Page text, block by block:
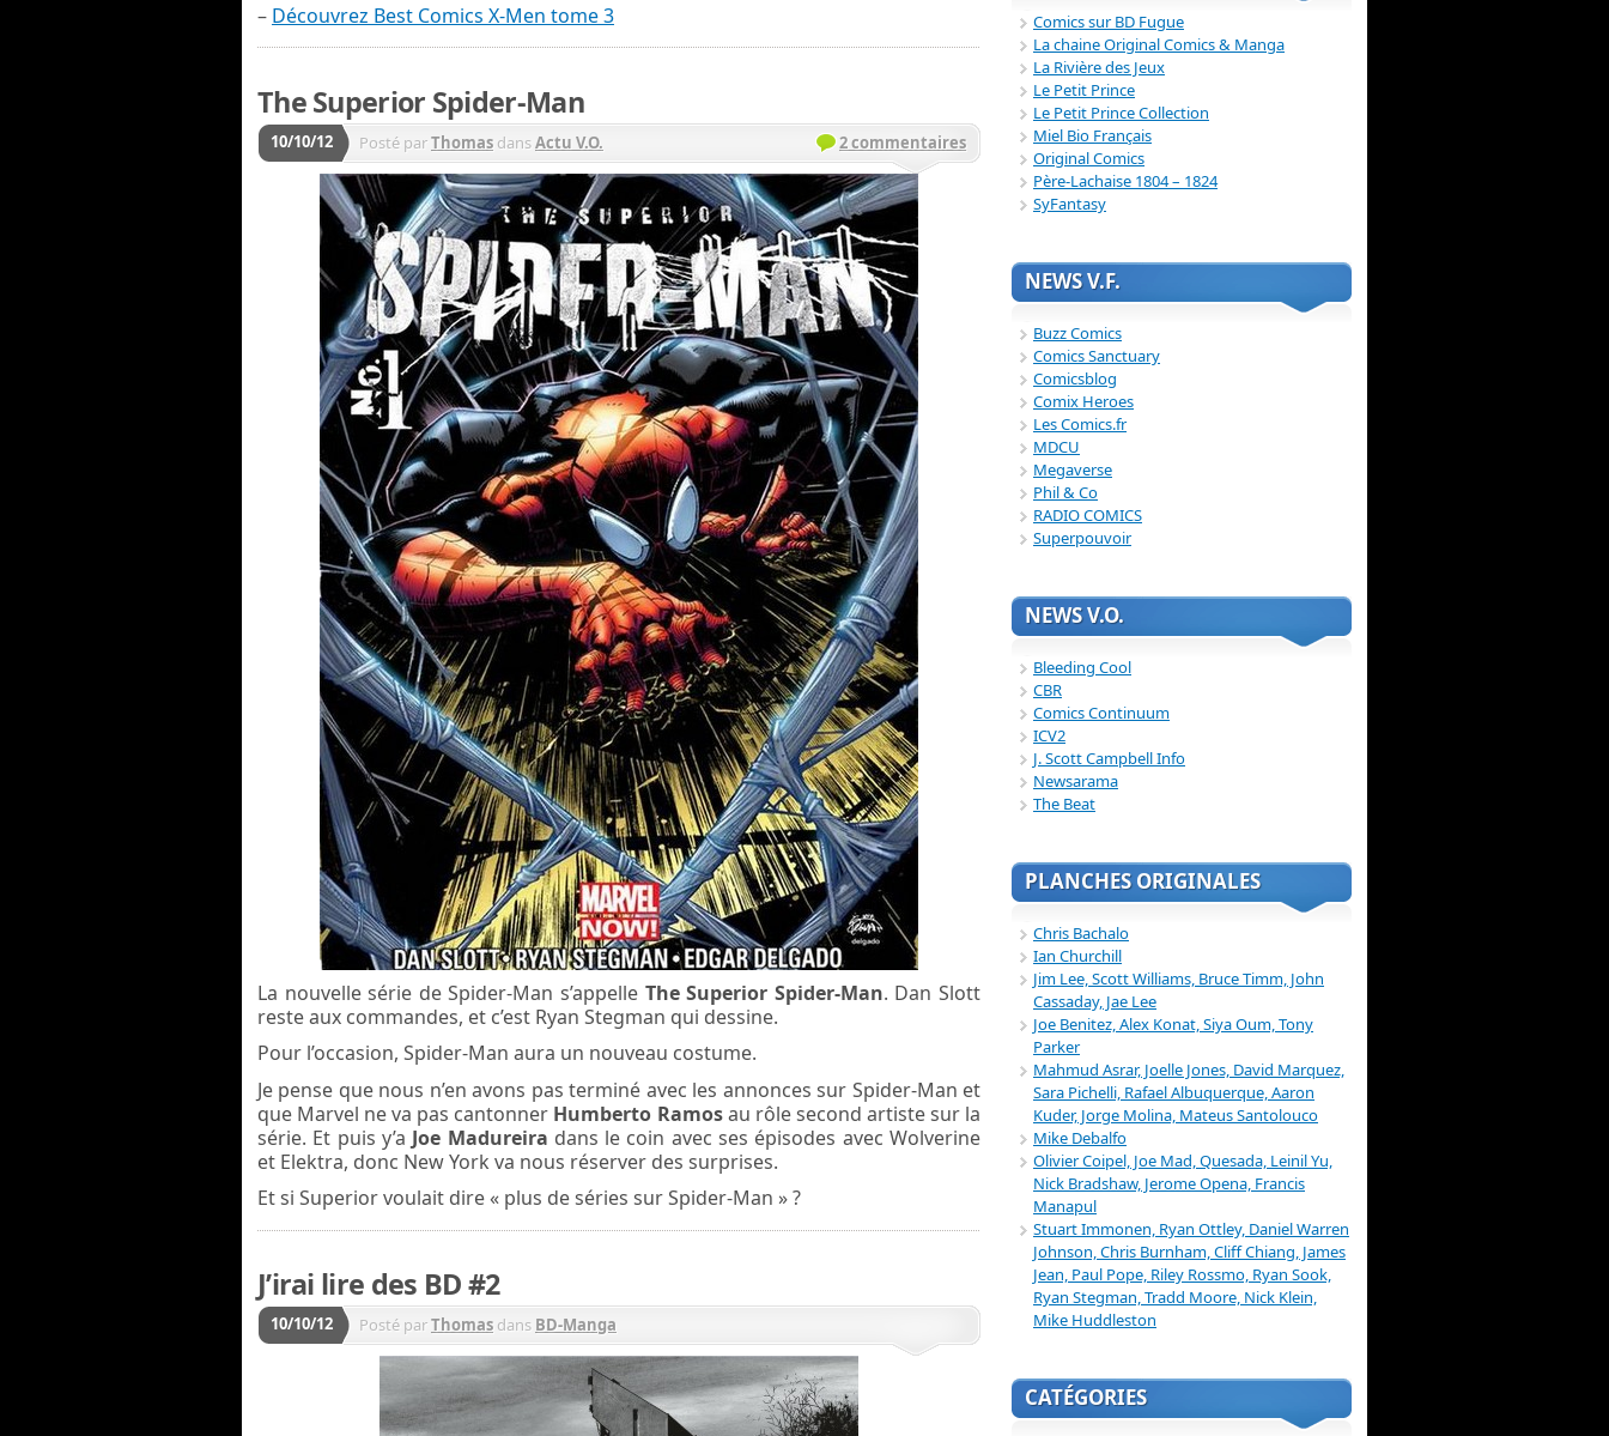
– Découvrez Best Comics X-Men tome 3
The Superior Spider-Man
10/10/12 Posté parThomas dansActu V.O. 2 commentaires
La nouvelle série de Spider-Man s’appelle The Superior Spider-Man. Dan Slott
reste aux commandes, et c’est Ryan Stegman qui dessine.
Pour l’occasion, Spider-Man aura un nouveau costume.
Je pense que nous n’en avons pas terminé avec les annonces sur Spider-Man et
que Marvel ne va pas cantonner Humberto Ramosau rôle second artiste sur la
série. Et puis y’a Joe Madureira dans le coin avec ses épisodes avec Wolverine
et Elektra, donc New York va nous réserver des surprises.
Et si Superior voulait dire « plus de séries sur Spider-Man » ?
J’irai lire des BD #2
10/10/12 Posté parThomas dans BD-Manga
Comics sur BD Fugue
La chaine Original Comics & Manga
La Rivière des Jeux
Le Petit Prince
Le Petit Prince Collection
Miel Bio Français
Original Comics
Père-Lachaise 1804 – 1824
SyFantasy
NEWS V.F.
Buzz Comics
Comics Sanctuary
Comicsblog
Comix Heroes
Les Comics.fr
MDCU
Megaverse
Phil & Co
RADIO COMICS
Superpouvoir
NEWS V.O.
Bleeding Cool
CBR
Comics Continuum
ICV2
J. Scott Campbell Info
Newsarama
The Beat
PLANCHES ORIGINALES
Chris Bachalo
Ian Churchill
Jim Lee, Scott Williams, Bruce Timm, John
Cassaday, Jae Lee
Joe Benitez, Alex Konat, Siya Oum, Tony
Parker
Mahmud Asrar, Joelle Jones, David Marquez,
Sara Pichelli, Rafael Albuquerque, Aaron
Kuder, Jorge Molina, Mateus Santolouco
Mike Debalfo
Olivier Coipel, Joe Mad, Quesada, Leinil Yu,
Nick Bradshaw, Jerome Opena, Francis
Manapul
Stuart Immonen, Ryan Ottley, Daniel Warren
Johnson, Chris Burnham, Cliff Chiang, James
Jean, Paul Pope, Riley Rossmo, Ryan Sook,
Ryan Stegman, Tradd Moore, Nick Klein,
Mike Huddleston
CATÉGORIES